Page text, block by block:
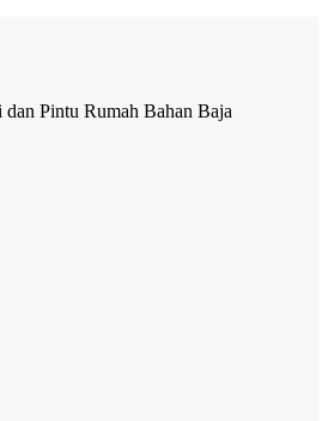
Pintu Rumah Bahan Baja